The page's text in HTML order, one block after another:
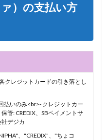
）の支払い方
クレジットカードの引き落とし
払いのみ<br>- クレジットカー
管: CREDIX、SBペイメントサ
デジカ
、"CREDIX"、"ちょコ